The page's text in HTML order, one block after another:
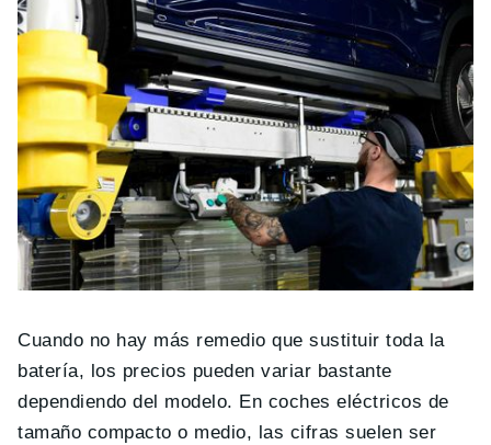
Cuando no hay más remedio que sustituir toda la
batería, los precios pueden variar bastante
dependiendo del modelo. En coches eléctricos de
tamaño compacto o medio, las cifras suelen ser